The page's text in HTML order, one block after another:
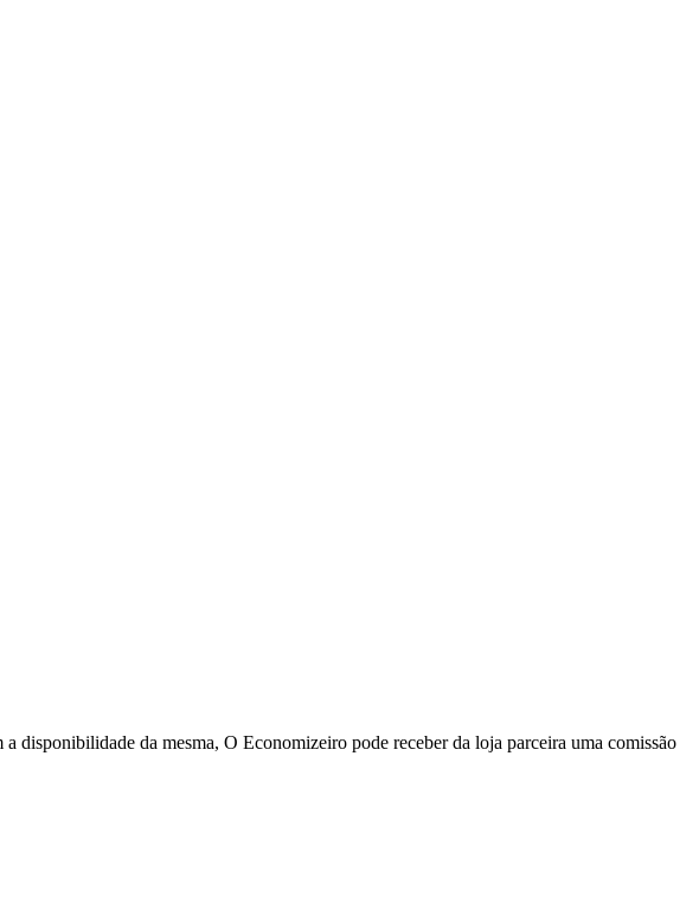
disponibilidade da mesma, O Economizeiro pode receber da loja parceira uma comissão